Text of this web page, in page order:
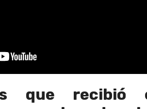
que recibió